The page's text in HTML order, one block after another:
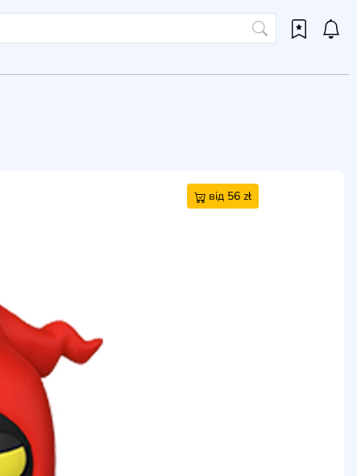
від 56 zł